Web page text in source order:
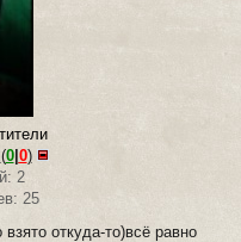
(0| 0)
2
25
откуда-то)всё равно